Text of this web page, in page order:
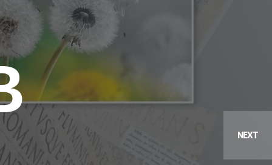
ЗАДАВЕН БЕС
ДРАМА
ЛУЃЕ ВО МЕЃУВРЕМЕ
ПРИКАЗНА
,1995
NEXT